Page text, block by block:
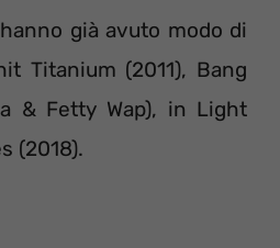
già avuto modo di
Titanium (2011), Bang
& Fetty Wap), in Light
(2018).